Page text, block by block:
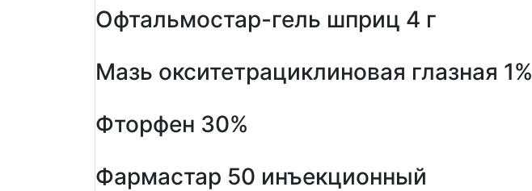
Офтальмостар-гель шприц 4 г
Мазь окситетрациклиновая глазная 1%
Фторфен 30%
Фармастар 50 инъекционный